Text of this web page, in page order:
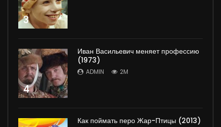
3
4
Иван Васильевич меняет профессию
(1973)
ADMIN 2M
Как поймать перо Жар-Птицы (2013)